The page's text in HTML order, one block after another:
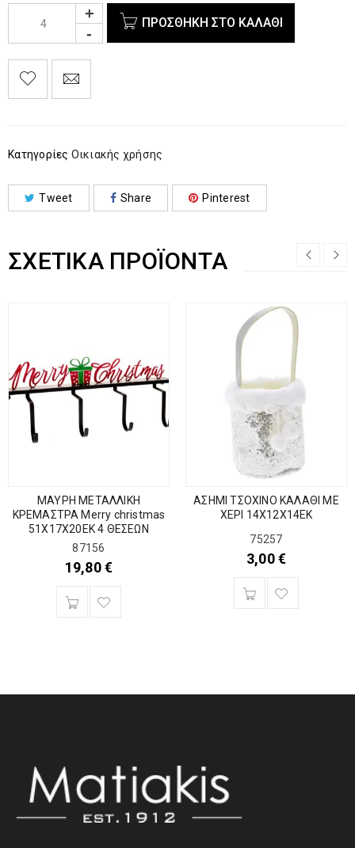
ΠΡΟΣΘΉΚΗ ΣΤΟ ΚΑΛΆΘΙ
Κατηγορίες Οικιακής χρήσης
Tweet Share Pinterest
ΣΧΕΤΙΚΆ ΠΡΟΪΌΝΤΑ
ΜΑΥΡΗ ΜΕΤΑΛΛΙΚΗ
ΚΡΕΜΑΣΤΡΑ Merry christmas
51Χ17Χ20ΕΚ 4 ΘΕΣΕΩΝ
87156
19,80€
ΑΣΗΜΙ ΤΣΟΧΙΝΟ ΚΑΛΑΘΙ ΜΕ
ΧΕΡΙ 14Χ12Χ14ΕΚ
75257
3,00€